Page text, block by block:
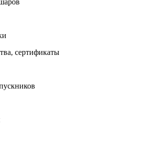
сертификаты